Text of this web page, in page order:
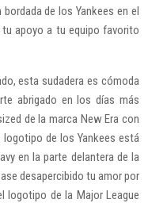
de los Yankees en el
apoyo a tu equipo favorito
esta sudadera es cómoda
abrigado en los días más
de la marca New Era con
de los Yankees está
en la parte delantera de la
desapercibido tu amor por
logotipo de la Major League